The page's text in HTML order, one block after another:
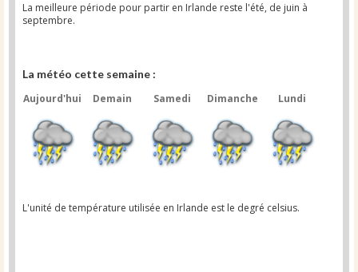
La meilleure période pour partir en Irlande reste l'été, de juin à
septembre.
La météo cette semaine :
Aujourd'hui
Demain Samedi Dimanche Lundi
L'unité de température utilisée en Irlande est le degré celsius.